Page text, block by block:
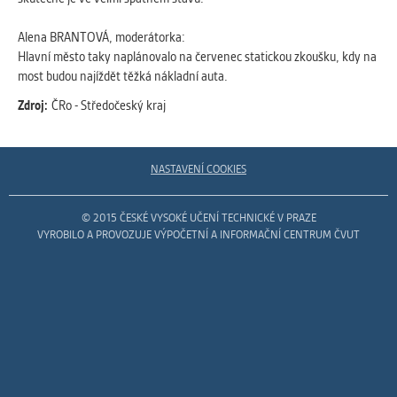
ANALYTICKÉ
Slouží pro získávání anonymizovaných
statistických údajů, které nám pomáhají
vylepšovat naše aplikace. Zpravidla jde o
MARKETINGOVÉ
Využívané za účelem zobrazení
Alena BRANTOVÁ, moderátorka:
Hlavní město taky naplánovalo na červenec statickou zkoušku, kdy na
most budou najíždět těžká nákladní auta.
Zdroj: ČRo - Středočeský kraj
NASTAVENÍ COOKIES
© 2015 ČESKÉ VYSOKÉ UČENÍ TECHNICKÉ V PRAZE
VYROBILO A PROVOZUJE VÝPOČETNÍ A INFORMAČNÍ CENTRUM ČVUT